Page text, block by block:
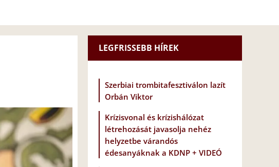
LEGFRISSEBB HÍREK
Szerbiai trombitafesztiválon lazít
Orbán Viktor
Krízisvonal és krízishálózat
létrehozását javasolja nehéz
helyzetbe várandós
édesanyáknak a KDNP + VIDEÓ